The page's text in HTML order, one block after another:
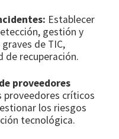
Establecer
gestión y
de TIC,
de recuperación.
proveedores
proveedores críticos
los riesgos
tecnológica.